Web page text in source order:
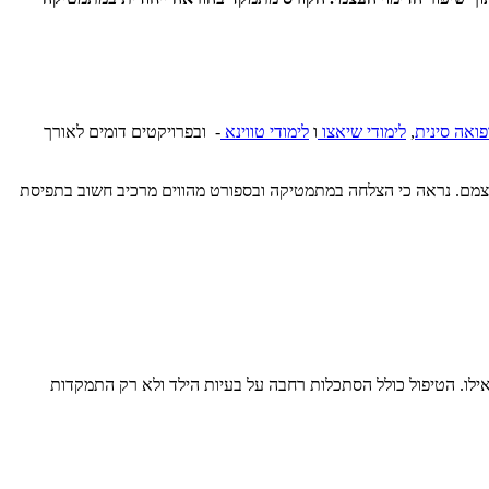
סינית, לימודי שיאצו ו לימודי טווינא - ובפרויקטים דומים לאורך
נראה כי הצלחה במתמטיקה ובספורט מהווים מרכיב חשוב בתפיסת
הטיפול כולל הסתכלות רחבה על בעיות הילד ולא רק התמקדות